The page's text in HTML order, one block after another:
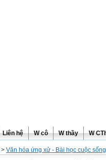
Liên hệ W cô W thầy W
> Văn hóa ứng xử - Bài học cuộc sống